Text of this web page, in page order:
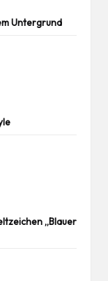
Untergrund
„Blauer